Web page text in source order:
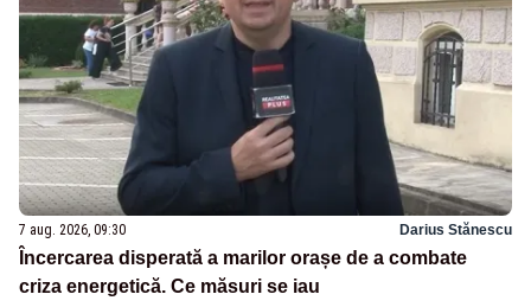
7 aug. 2026, 09:30 Darius Stănescu
Încercarea disperată a marilor orașe de a combate
criza energetică. Ce măsuri se iau